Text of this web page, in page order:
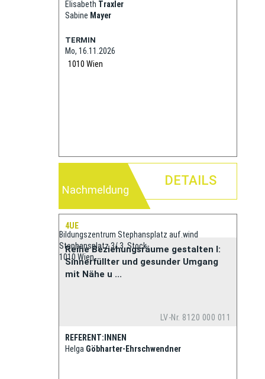
Elisabeth Traxler
Sabine Mayer
TERMIN
Mo, 16.11.2026
1010 Wien
Nachmeldung
DETAILS
4UE
Reihe Beziehungsräume gestalten I:
Sinnerfüllter und gesunder Umgang
mit Nähe u ...
LV-Nr. 8120 000 011
REFERENT:INNEN
Helga Göbharter-Ehrschwendner
Bildungszentrum Stephansplatz auf.wind
Stephansplatz 3/ 3. Stock
1010 Wien